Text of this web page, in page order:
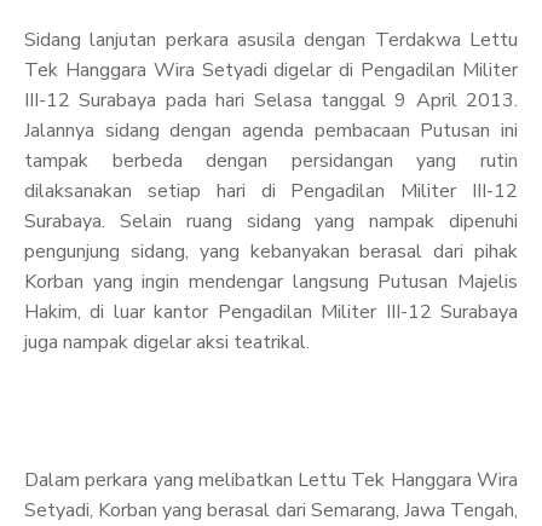
Sidang lanjutan perkara asusila dengan Terdakwa Lettu
Tek Hanggara Wira Setyadi digelar di Pengadilan Militer
III-12 Surabaya pada hari Selasa tanggal 9 April 2013.
Jalannya sidang dengan agenda pembacaan Putusan ini
tampak berbeda dengan persidangan yang rutin
dilaksanakan setiap hari di Pengadilan Militer III-12
Surabaya. Selain ruang sidang yang nampak dipenuhi
pengunjung sidang, yang kebanyakan berasal dari pihak
Korban yang ingin mendengar langsung Putusan Majelis
Hakim, di luar kantor Pengadilan Militer III-12 Surabaya
juga nampak digelar aksi teatrikal.
Dalam perkara yang melibatkan Lettu Tek Hanggara Wira
Setyadi, Korban yang berasal dari Semarang, Jawa Tengah,